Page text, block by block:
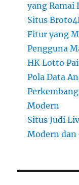
yang Ramai
Situs
Fitur yang
Pengguna
HK Lotto
Pola Data
Modern
Situs Judi
Modern dan